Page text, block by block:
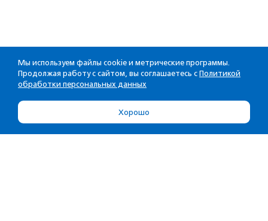
Мы используем файлы cookie и метрические программы.
Продолжая работу с сайтом, вы соглашаетесь с Политикой
обработки персональных данных
Хорошо